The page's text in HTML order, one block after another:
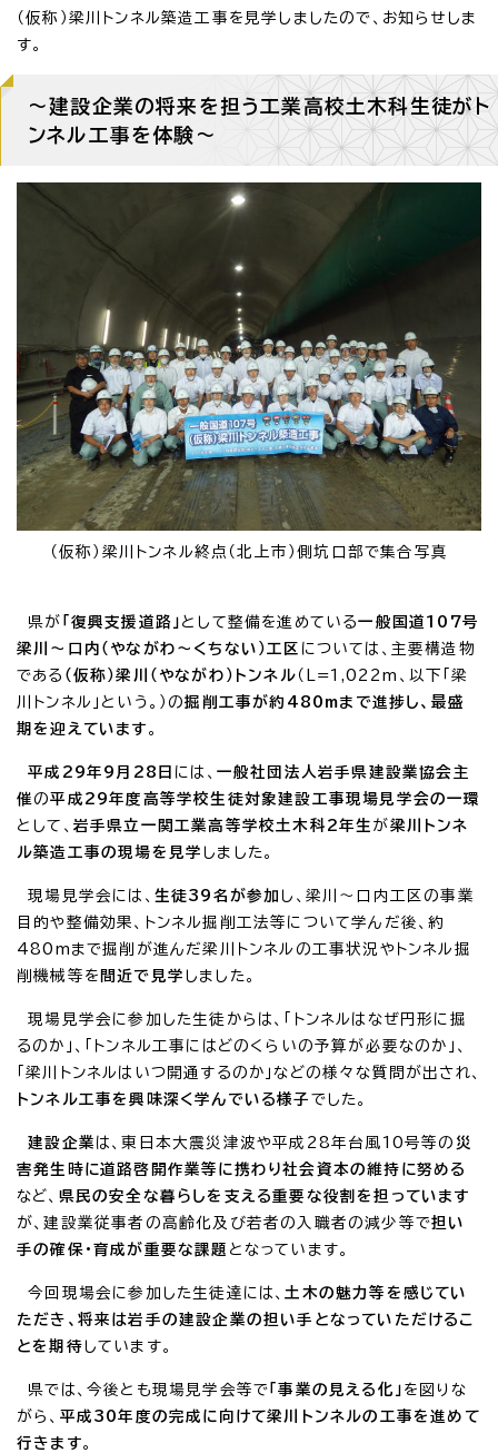
（仮称）梁川トンネル築造工事を見学しましたので、お知らせしま
す。
～建設企業の将来を担う工業高校土木科生徒がト
ンネル工事を体験～
（仮称）梁川トンネル終点（北上市）側坑口部で集合写真
県が 「復興支援道路」 として整備を進めている一般国道107号
梁川～口内（やながわ～くちない）工区 については、主要構造物
である （仮称）梁川（やながわ）トンネル （L=1,022m、以下「梁
川トンネル」という。）の掘削工事が約480mまで進捗し、最盛
期を迎えています 。
平成29年9月28日 には、 一般社団法人岩手県建設業協会主
催 の平成29年度高等学校生徒対象建設工事現場見学会の一環
として、 岩手県立一関工業高等学校土木科2年生 が梁川トンネ
ル築造工事の現場を見学 しました。
現場見学会には、 生徒39名が参加 し、梁川～口内工区の事業
目的や整備効果、トンネル掘削工法等について学んだ後、約
480mまで掘削が進んだ梁川トンネルの工事状況やトンネル掘
削機械等を 間近で見学 しました。
現場見学会に参加した生徒からは、「トンネルはなぜ円形に掘
るのか」、「トンネル工事にはどのくらいの予算が必要なのか」、
「梁川トンネルはいつ開通するのか」などの様々な質問が出され、
トンネル工事を興味深く学んでいる様子 でした。
建設企業 は、東日本大震災津波や平成28年台風10号等の 災
害発生時に道路啓開作業等に携わり社会資本の維持に努める
など、 県民の安全な暮らしを支える重要な役割を担っています
が、建設業従事者の高齢化及び若者の入職者の減少等で担い
手の確保・育成が重要な課題 となっています。
今回現場会に参加した生徒達には、 土木の魅力等を感じてい
ただき、将来は岩手の建設企業の担い手となっていただけるこ
とを期待しています。
県では、今後とも現場見学会等で「事業の見える化」 を図りな
がら、 平成30年度の完成に向けて梁川トンネルの工事を進めて
行きます。